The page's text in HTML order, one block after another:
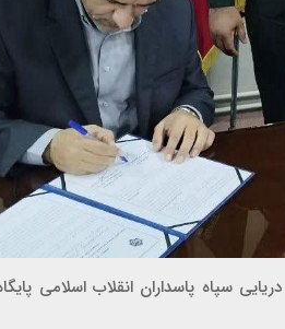
سپاه پاسداران انقلاب اسلامی